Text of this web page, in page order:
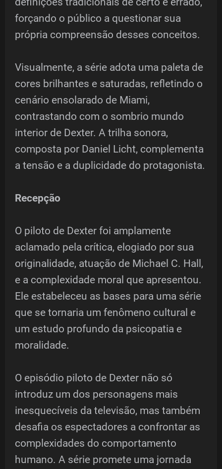
forçando o público a questionar sua
própria compreensão desses conceitos.
Visualmente, a série adota uma paleta de
cores brilhantes e saturadas, refletindo o
cenário ensolarado de Miami,
contrastando com o sombrio mundo
interior de Dexter. A trilha sonora,
composta por Daniel Licht, complementa
a tensão e a duplicidade do protagonista.
Recepção
O piloto de Dexter foi amplamente
aclamado pela crítica, elogiado por sua
originalidade, atuação de Michael C. Hall,
e a complexidade moral que apresentou.
Ele estabeleceu as bases para uma série
que se tornaria um fenômeno cultural e
um estudo profundo da psicopatia e
moralidade.
O episódio piloto de Dexter não só
introduz um dos personagens mais
inesquecíveis da televisão, mas também
desafia os espectadores a confrontar as
complexidades do comportamento
humano. A série promete uma jornada